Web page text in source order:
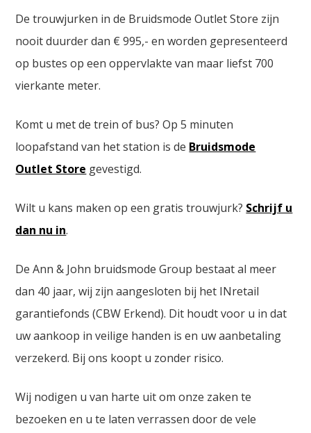
De trouwjurken in de Bruidsmode Outlet Store zijn
nooit duurder dan € 995,- en worden gepresenteerd
op bustes op een oppervlakte van maar liefst 700
vierkante meter.
Komt u met de trein of bus? Op 5 minuten
loopafstand van het station is de Bruidsmode
Outlet Store gevestigd.
Wilt u kans maken op een gratis trouwjurk? Schrijf u
dan nu in.
De Ann & John bruidsmode Group bestaat al meer
dan 40 jaar, wij zijn aangesloten bij het INretail
garantiefonds (CBW Erkend). Dit houdt voor u in dat
uw aankoop in veilige handen is en uw aanbetaling
verzekerd. Bij ons koopt u zonder risico.
Wij nodigen u van harte uit om onze zaken te
bezoeken en u te laten verrassen door de vele